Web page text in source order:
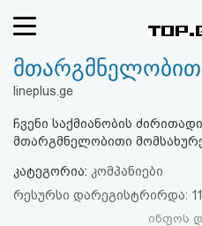
რეიტინგი
კითხვა-
lineplus.ge
ჩვენი საქმიანობის
მთარგმნელობითი
კატეგორია: კომპანიები
რესურსი დარეგისტრირდა:
ინფოს